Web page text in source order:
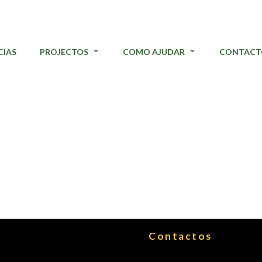
PROJECTOS COMO AJUDAR
Contactos